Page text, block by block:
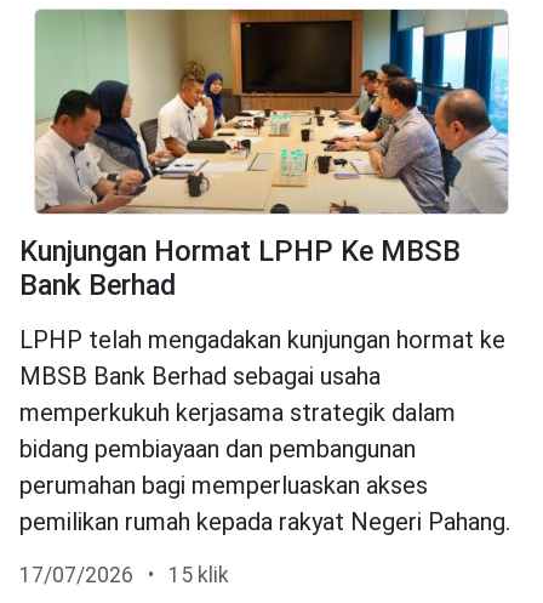
Kunjungan Hormat LPHP Ke MBSB
Bank Berhad
LPHP telah mengadakan kunjungan hormat ke
MBSB Bank Berhad sebagai usaha
memperkukuh kerjasama strategik dalam
bidang pembiayaan dan pembangunan
perumahan bagi memperluaskan akses
pemilikan rumah kepada rakyat Negeri Pahang.
17/07/2026 • 15 klik